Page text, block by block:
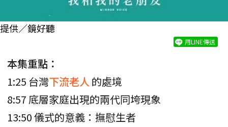
提供／鏡好聽
用LINE傳送
本集重點：
1:25 台灣下流老人的處境
8:57 底層家庭出現的兩代同垮現象
13:50 儀式的意義：撫慰生者